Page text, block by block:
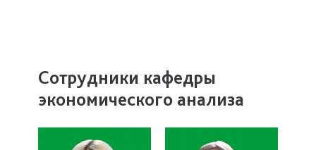
Сотрудники кафедры
экономического анализа